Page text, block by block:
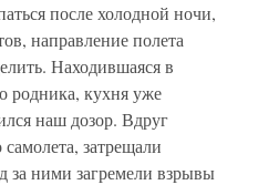
после холодной ночи,
направление полета
Находившаяся в
родника, кухня уже
наш дозор. Вдруг
затрещали
за ними загремели взрывы